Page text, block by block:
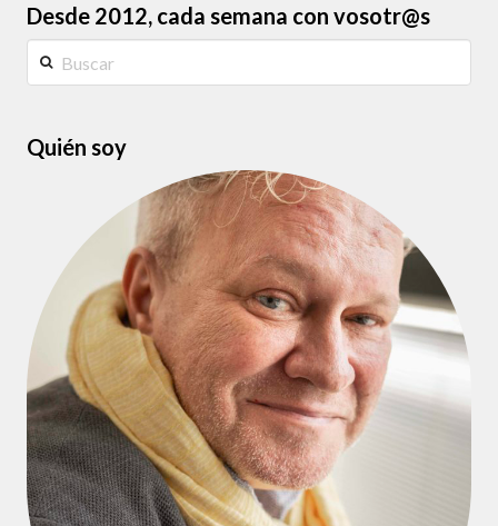
Desde 2012, cada semana con vosotr@s
Buscar
Quién soy